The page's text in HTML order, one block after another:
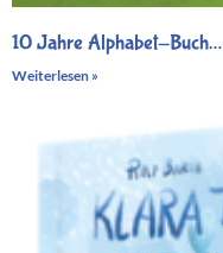
10 Jahre Alphabet-Buch…
Weiterlesen »